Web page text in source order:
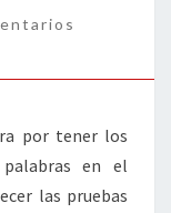
por tener los
en el
las pruebas